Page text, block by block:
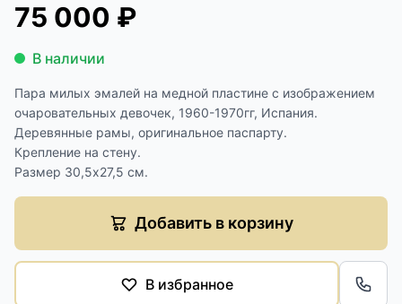
75 000 ₽
В наличии
Пара милых эмалей на медной пластине с изображением
очаровательных девочек, 1960-1970гг, Испания.
Деревянные рамы, оригинальное паспарту.
Крепление на стену.
Размер 30,5х27,5 см.
Добавить в корзину
В избранное